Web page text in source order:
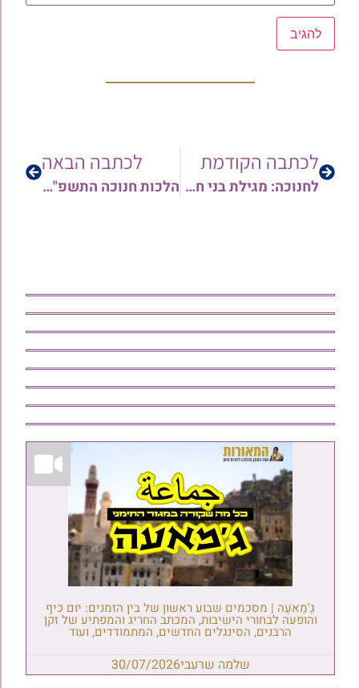
לכתבה הקודמת
לחנוכה: מגילת בני חשמונאי בנוסח תימן | החזן אדיר ושדי
לכתבה הבאה
הלכות חנוכה התשפ"ו – חלק ב' • דברים לזכרו של מארי חיים כסאר זצ"ל | הרב ארז רמתי
גַ'מַאעַה | מסכמים שבוע ראשון של בין הזמנים: יום כיף
והופעה לבחורי הישיבות, המכתב החריג והמפתיע של זקן
הרבנים, הסינגלים החדשים, המתמודדים, ועוד
שלמה שרעבי30/07/2026